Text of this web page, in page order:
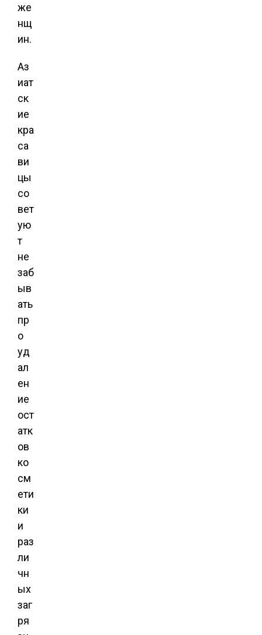
же
нщ
ин.
Аз
иат
ск
ие
кра
са
ви
цы
со
вет
ую
т
не
заб
ыв
ать
пр
о
уд
ал
ен
ие
ост
атк
ов
ко
см
ети
ки
и
раз
ли
чн
ых
заг
ря